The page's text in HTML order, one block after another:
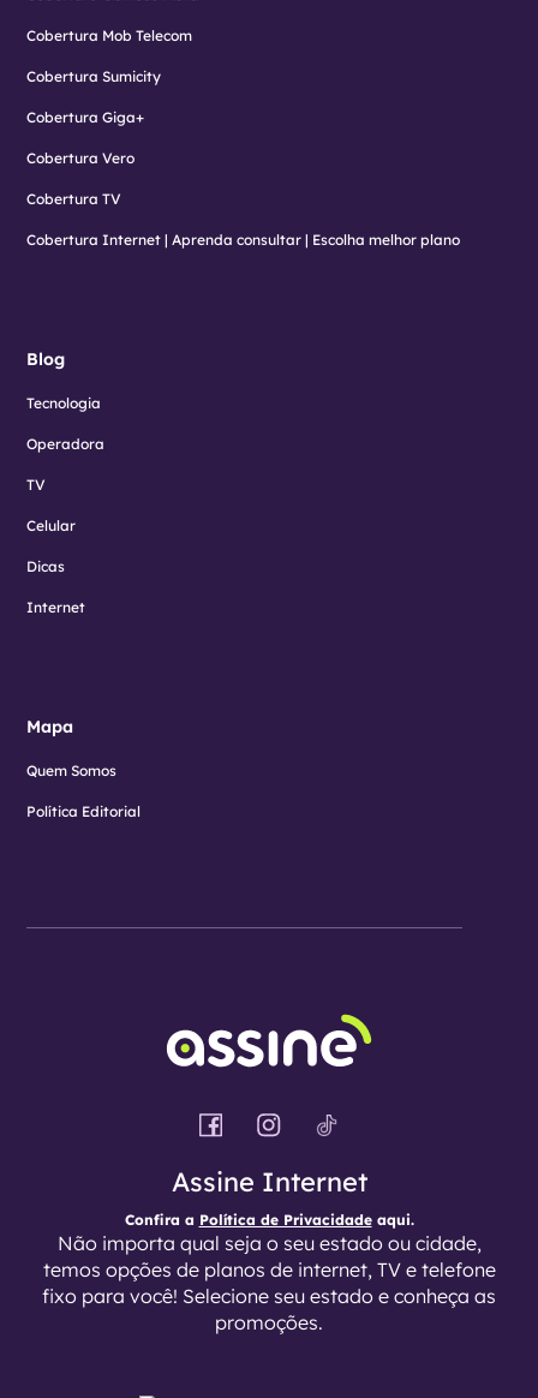
Cobertura Mob Telecom
Cobertura Sumicity
Cobertura Giga+
Cobertura Vero
Cobertura TV
Cobertura Internet | Aprenda consultar | Escolha melhor plano
Blog
Tecnologia
Operadora
TV
Celular
Dicas
Internet
Mapa
Quem Somos
Política Editorial
Assine Internet
Confira a Política de Privacidadeaqui.
Não importa qual seja o seu estado ou cidade,
temos opções de planos de internet, TV e telefone
fixo para você! Selecione seu estado e conheça as
promoções.